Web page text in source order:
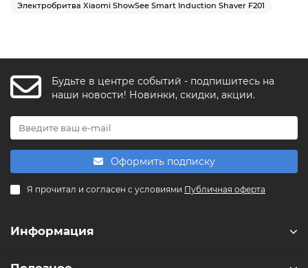
Электробритва Xiaomi ShowSee Smart Induction Shaver F201
Будьте в центре событий - подпишитесь на
наши новости! Новинки, скидки, акции.
Оформить подписку
Я прочитал и согласен с условиями Публичная оферта
Информация
F FishkaAI
Обычно отвечаем за минуту
Чем можем помочь?